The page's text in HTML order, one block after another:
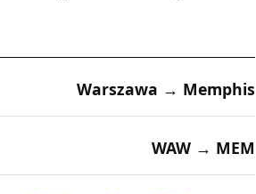
Warszawa → Memphis
WAW → MEM